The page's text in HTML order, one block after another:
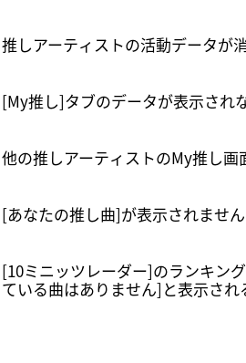
推しアーティストの活動データが
[My推し]タブのデータが表示され
他の推しアーティストのMy推し画
[あなたの推し曲]が表示されません
[10ミニッツレーダー]のランキン
ている曲はありません]と表示され
リンクをコピーし